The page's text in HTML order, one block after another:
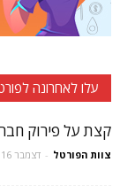
עלו לאחרונה
קצת על פירוק
צוות הפורטל - דצמבר 16, 2018